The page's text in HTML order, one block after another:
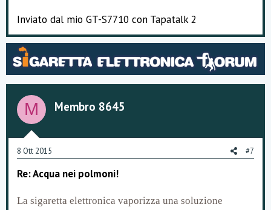
Inviato dal mio GT-S7710 con Tapatalk 2
M Membro 8645
8 Ott 2015 #7
Re: Acqua nei polmoni!
La sigaretta elettronica vaporizza una soluzione